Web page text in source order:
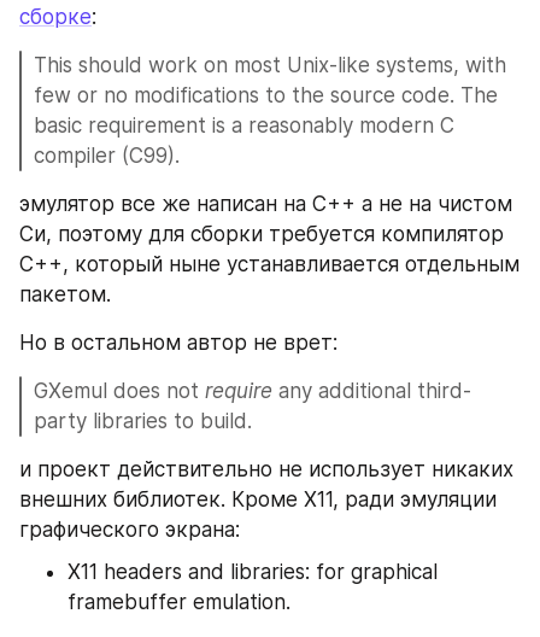
сборке:
This should work on most Unix-like systems, with
few or no modifications to the source code. The
basic requirement is a reasonably modern C
compiler (C99).
эмулятор все же написан на C++ а не на чистом
Си, поэтому для сборки требуется компилятор
C++, который ныне устанавливается отдельным
пакетом.
Но в остальном автор не врет:
GXemul does not require any additional third-
party libraries to build.
и проект действительно не использует никаких
внешних библиотек. Кроме X11, ради эмуляции
графического экрана:
X11 headers and libraries: for graphical
framebuffer emulation.